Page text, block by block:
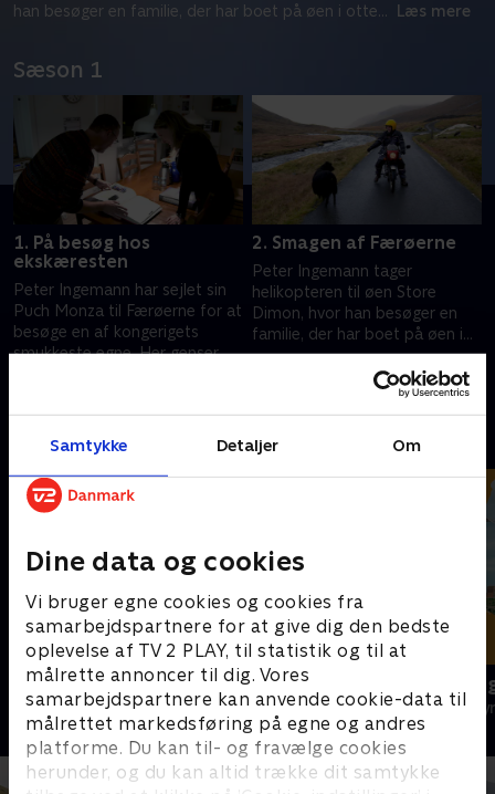
Samtykke Detaljer Om
Dine data og cookies
Vi bruger egne cookies og cookies fra
samarbejdspartnere for at give dig den bedste
oplevelse af TV 2 PLAY, til statistik og til at
målrette annoncer til dig. Vores
samarbejdspartnere kan anvende cookie-data til
målrettet markedsføring på egne og andres
platforme. Du kan til- og fravælge cookies
herunder, og du kan altid trække dit samtykke
han besøger en familie, der har boet på øen i otte... Læs mere
Sæson 1
1. På besøg hos
ekskæresten
Peter Ingemann har sejlet sin
Puch Monza til Færøerne for at
besøge en af kongerigets
smukkeste egne. Her genser
2. Smagen af Færøerne
Peter Ingemann tager
helikopteren til øen Store
Dimon, hvor han besøger en
familie, der har boet på øen i
otte generationer. Her smager
han fermenterede fåretarme.
Andre så også
Ingemann, Fyn & Lolland-Falster
Rejser & Eventyr • 1 sæsoner
Ingemann
Rejser &